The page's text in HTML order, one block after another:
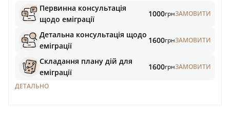
Первинна консультація
щодо еміграції
1000грнЗАМОВИТИ
Детальна консультація щодо
еміграції
1600грнЗАМОВИТИ
Складання плану дій для
еміграції
1600грнЗАМОВИТИ
ДЕТАЛЬНО